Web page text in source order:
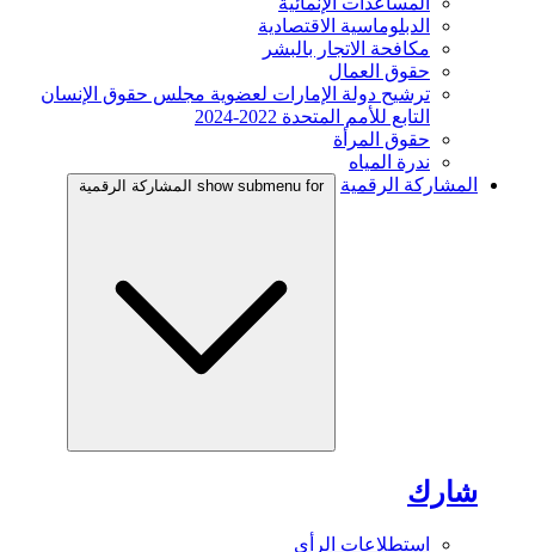
الدبلوماسية الاقتصادية
مكافحة الاتجار بالبشر
حقوق العمال
ترشيح دولة الإمارات لعضوية مجلس حقوق الإنسان
التابع للأمم المتحدة 2022-2024
حقوق المرأة
ندرة المياه
المشاركة الرقمية
show submenu for المشاركة الرقمية
شارك
استطلاعات الرأي